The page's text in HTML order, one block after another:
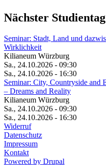
Nächster Studientag
Seminar: Stadt, Land und
Wirklichkeit
Kilianeum Würzburg
Sa., 24.10.2026 - 09:30
Sa., 24.10.2026 - 16:30
Seminar: City, Countryside and
– Dreams and Reality
Kilianeum Würzburg
Sa., 24.10.2026 - 09:30
Sa., 24.10.2026 - 16:30
Widerruf
Datenschutz
Impressum
Kontakt
Powered by Drupal